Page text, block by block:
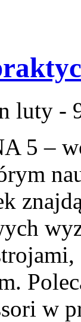
luty -
5 –
w